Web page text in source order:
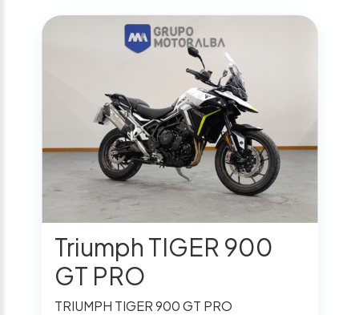
Triumph TIGER 900
GT PRO
TRIUMPH TIGER 900 GT PRO